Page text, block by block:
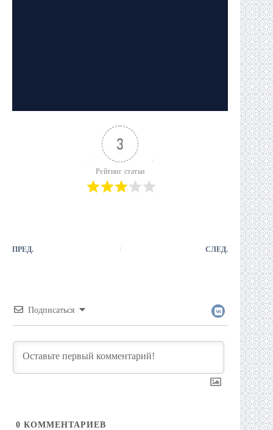
3
Рейтинг статьи
ПРЕД. СЛЕД.
Подписаться
0 КОММЕНТАРИЕВ